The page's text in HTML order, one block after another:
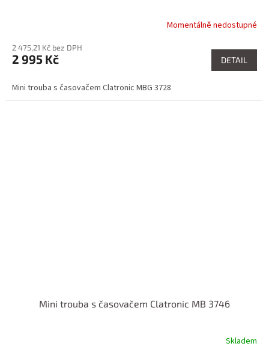
Momentálně nedostupné
2 475,21 Kč bez DPH
2 995 Kč DETAIL
Mini trouba s časovačem Clatronic MBG 3728
Mini trouba s časovačem Clatronic MB 3746
Skladem